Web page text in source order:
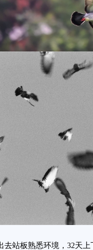
板熟悉环境，32天上